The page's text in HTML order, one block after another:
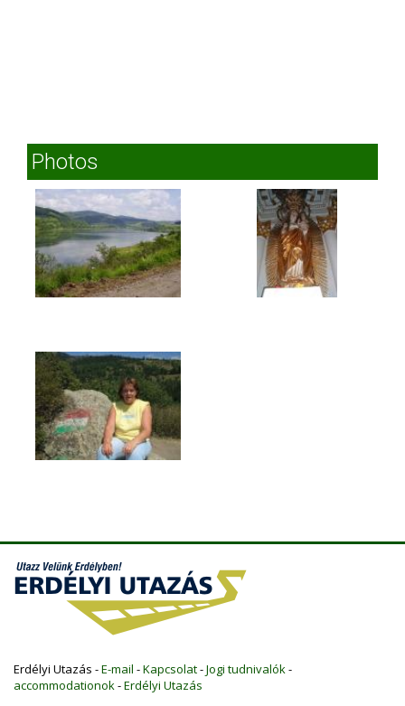
Photos
Erdélyi Utazás -E-mail -Kapcsolat-Jogi tudnivalók-
accommodationok-Erdélyi Utazás